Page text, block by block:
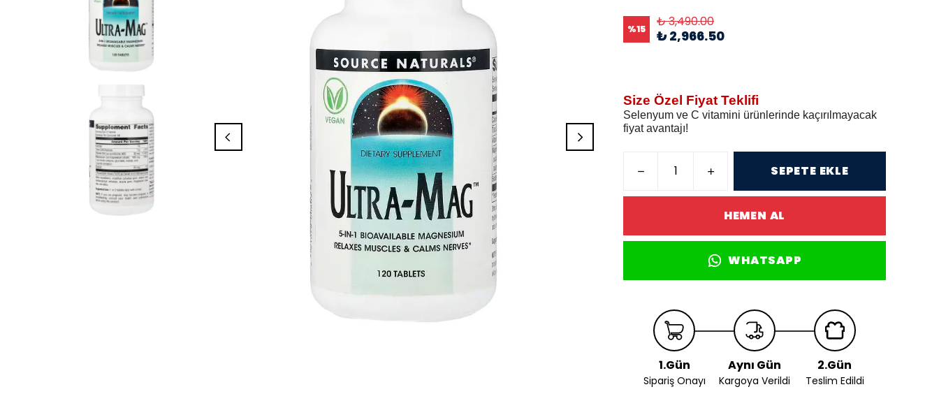
%15 ₺ 3,490.00
₺ 2,966.50
Size Özel Fiyat Teklifi
Selenyum ve C vitamini ürünlerinde kaçırılmayacak
fiyat avantajı!
SEPETE EKLE
HEMEN AL
WHATSAPP
1.Gün
Sipariş Onayı
Aynı Gün
Kargoya Verildi
2.Gün
Teslim Edildi